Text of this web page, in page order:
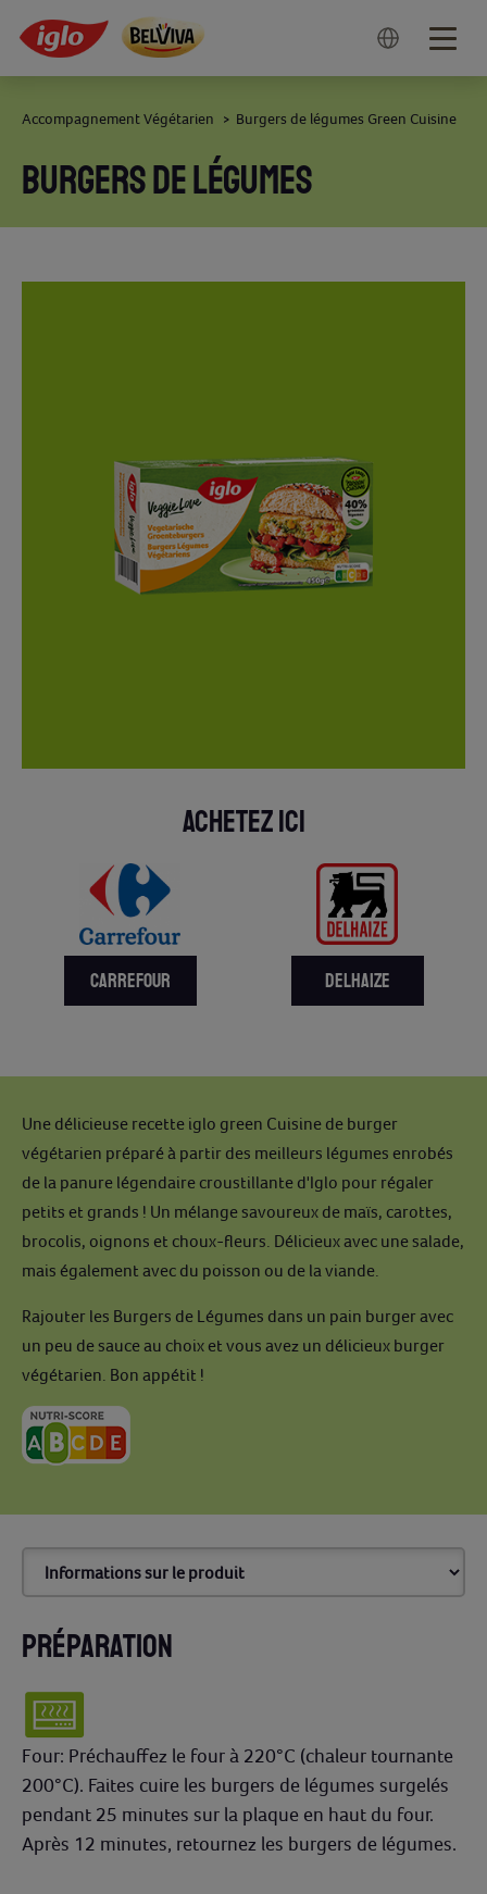
BURGERS DE LÉGUMES
Accompagnement Végétarien > Burgers de légumes Green Cuisine
ACHETEZ ICI
CARREFOUR DELHAIZE
Une délicieuse recette iglo green Cuisine de burger
végétarien préparé à partir des meilleurs légumes enrobés
de la panure légendaire croustillante d'Iglo pour régaler
petits et grands ! Un mélange savoureux de maïs, carottes,
brocolis, oignons et choux-fleurs. Délicieux avec une salade,
mais également avec du poisson ou de la viande.
Rajouter les Burgers de Légumes dans un pain burger avec
un peu de sauce au choix et vous avez un délicieux burger
végétarien. Bon appétit !
PRÉPARATION
Four: Préchauffez le four à 220°C (chaleur tournante
200°C). Faites cuire les burgers de légumes surgelés
pendant 25 minutes sur la plaque en haut du four.
Après 12 minutes, retournez les burgers de légumes.